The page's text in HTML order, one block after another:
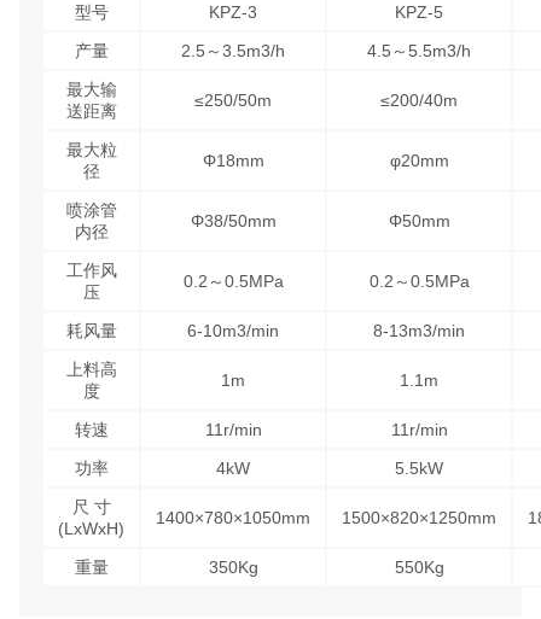
型号 KPZ-3
KPZ-5
产量
2.5～3.5m3/h
4.5～5.5m3/h
最大输
送距离
≤250/50m ≤200/40m
最大粒
径
Φ18mm φ20mm
喷涂管
内径
Φ38/50mm Φ50mm
工作风
压
0.2～0.5MPa 0.2～0.5MPa
耗风量 6-10m3/min
8-13m3/min
上料高
度
1m 1.1m
转速 11r/min
11r/min
功率
4kW
5.5kW
尺 寸
(LxWxH)
1400×780×1050mm 1500×820×1250mm
重量 350Kg 550Kg